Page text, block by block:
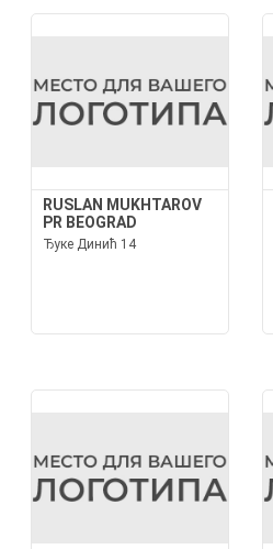
RUSLAN MUKHTAROV
PR BEOGRAD
Ђуке Динић 14